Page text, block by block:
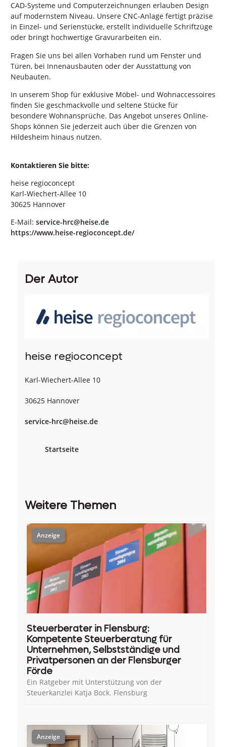
CAD-Systeme und Computerzeichnungen erlauben Design
auf modernstem Niveau. Unsere CNC-Anlage fertigt präzise
in Einzel- und Serienstücke, erstellt individuelle Schriftzüge
oder bringt hochwertige Gravurarbeiten ein.
Fragen Sie uns bei allen Vorhaben rund um Fenster und
Türen, bei Innenausbauten oder der Ausstattung von
Neubauten.
In unserem Shop für exklusive Möbel- und Wohnaccessoires
finden Sie geschmackvolle und seltene Stücke für
besondere Wohnansprüche. Das Angebot unseres Online-
Shops können Sie jederzeit auch über die Grenzen von
Hildesheim hinaus nutzen.
Kontaktieren Sie bitte:
heise regioconcept
Karl-Wiechert-Allee 10
30625 Hannover
E-Mail: service-hrc@heise.de
https://www.heise-regioconcept.de/
Der Autor
heise regioconcept
Karl-Wiechert-Allee 10
30625 Hannover
service-hrc@heise.de
Startseite
Weitere Themen
Steuerberater in Flensburg:
Kompetente Steuerberatung für
Unternehmen, Selbstständige und
Privatpersonen an der Flensburger
Förde
Ein Ratgeber mit Unterstützung von der
Steuerkanzlei Katja Bock. Flensburg